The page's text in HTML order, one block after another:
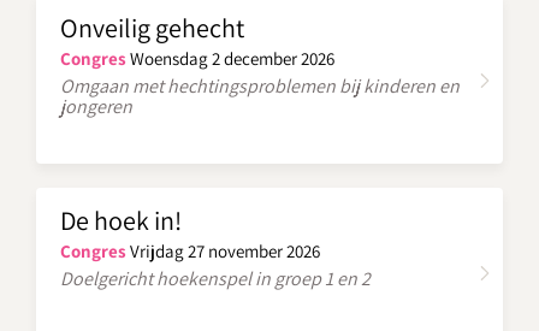
Onveilig gehecht
Congres Woensdag 2 december 2026
Omgaan met hechtingsproblemen bij kinderen en
jongeren
De hoek in!
Congres Vrijdag 27 november 2026
Doelgericht hoekenspel in groep 1 en 2